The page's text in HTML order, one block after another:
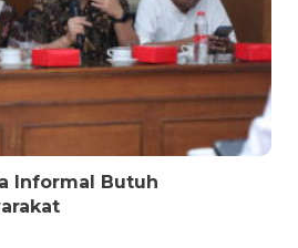
Informal Butuh